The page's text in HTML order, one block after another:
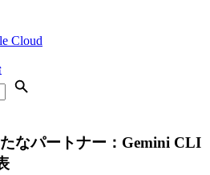
Cloud
なパートナー：Gemini CLI